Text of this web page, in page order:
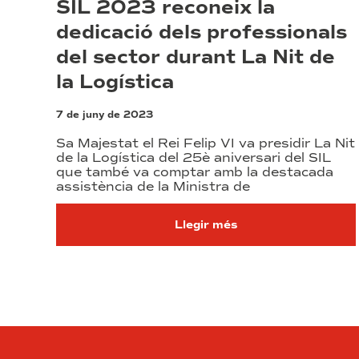
SIL 2023 reconeix la
dedicació dels professionals
del sector durant La Nit de
la Logística
7 de juny de 2023
Sa Majestat el Rei Felip VI va presidir La Nit
de la Logística del 25è aniversari del SIL
que també va comptar amb la destacada
assistència de la Ministra de
Llegir més